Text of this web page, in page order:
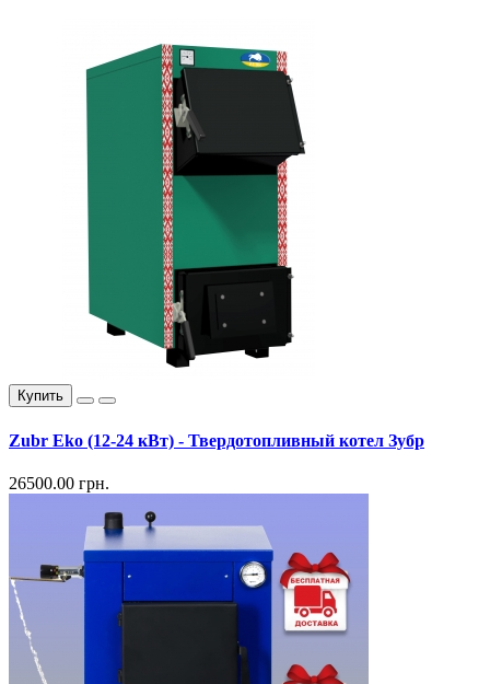
Купить
Zubr Eko (12-24 кВт) - Твердотопливный котел Зубр
26500.00 грн.